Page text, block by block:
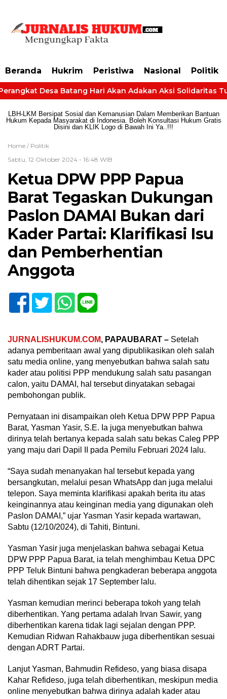
Beranda Hukrim Peristiwa Nasional Politik
Desa Batang Hari Akan Adakan Aksi Solidaritas
LBH-LKM Bersipat Sosial dan Kemanusian Dalam Memberikan Bantuan
Hukum Kepada Masyarakat di Indonesia. Boleh Konsultasi Hukum Gratis
Disini dan KLIK Logo di Bawah Ini Ya..!!!
Home / Politik
Sabtu, 12 Oktober 2024 - 16:48 WIB
Ketua DPW PPP Papua
Barat Tegaskan Dukungan
Paslon DAMAI Bukan dari
Kader Partai: Klarifikasi Isu
dan Pemberhentian
Anggota
JURNALISHUKUM.COM, PAPAUBARAT – Setelah
adanya pemberitaan awal yang dipublikasikan oleh salah
satu media online, yang menyebutkan bahwa salah satu
kader atau politisi PPP mendukung salah satu pasangan
calon, yaitu DAMAI, hal tersebut dinyatakan sebagai
pembohongan publik.
Pernyataan ini disampaikan oleh Ketua DPW PPP Papua
Barat, Yasman Yasir, S.E. Ia juga menyebutkan bahwa
dirinya telah bertanya kepada salah satu bekas Caleg PPP
yang maju dari Dapil II pada Pemilu Februari 2024 lalu.
“Saya sudah menanyakan hal tersebut kepada yang
bersangkutan, melalui pesan WhatsApp dan juga melalui
telepon. Saya meminta klarifikasi apakah berita itu atas
keinginannya atau keinginan media yang digunakan oleh
Paslon DAMAI,” ujar Yasman Yasir kepada wartawan,
Sabtu (12/10/2024), di Tahiti, Bintuni.
Yasman Yasir juga menjelaskan bahwa sebagai Ketua
DPW PPP Papua Barat, ia telah menghimbau Ketua DPC
PPP Teluk Bintuni bahwa pengkaderan beberapa anggota
telah dihentikan sejak 17 September lalu.
Yasman kemudian merinci beberapa tokoh yang telah
diberhentikan. Yang pertama adalah Irvan Sawir, yang
diberhentikan karena tidak lagi sejalan dengan PPP.
Kemudian Ridwan Rahakbauw juga diberhentikan sesuai
dengan ADRT Partai.
Lanjut Yasman, Bahmudin Refideso, yang biasa disapa
Kahar Refideso, juga telah diberhentikan, meskipun media
online menyebutkan bahwa dirinya adalah kader atau